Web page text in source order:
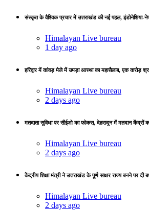
संस्कृत के वैश्विक प्रचार में उत्तराखंड की नई पहल, इंडोनेशिया-
Himalayan Live bureau
1 day ago
हरिद्वार में कांवड़ मेले में उमड़ा आस्था का महासैलाब, एक करोड़
Himalayan Live bureau
2 days ago
मतदाता सुविधा पर सीईओ का फोकस, देहरादून में मतदान केंद्रों का
Himalayan Live bureau
2 days ago
केंद्रीय शिक्षा मंत्री ने उत्तराखंड के पूर्ण साक्षर राज्य बनने पर दी
Himalayan Live bureau
2 days ago